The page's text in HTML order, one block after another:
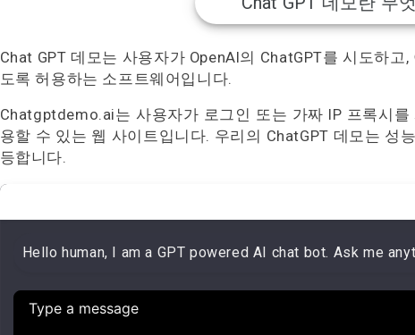
Chat GPT 데모는 사용자가 OpenAI의 ChatGPT를 시도하
도록 허용하는 소프트웨어입니다.
Chatgptdemo.ai는 사용자가 로그인 또는 가짜 IP 프록시
용할 수 있는 웹 사이트입니다. 우리의 ChatGPT 데모는 성
등합니다.
Hello human, I am a GPT powered AI chat bot. Ask me